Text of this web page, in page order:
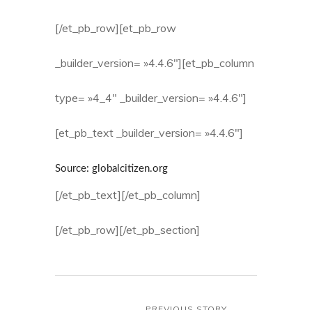
[/et_pb_row][et_pb_row
_builder_version= »4.4.6″][et_pb_column
type= »4_4″ _builder_version= »4.4.6″]
[et_pb_text _builder_version= »4.4.6″]
Source: globalcitizen.org
[/et_pb_text][/et_pb_column]
[/et_pb_row][/et_pb_section]